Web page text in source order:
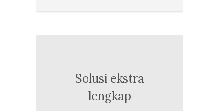
Solusi ekstra
lengkap